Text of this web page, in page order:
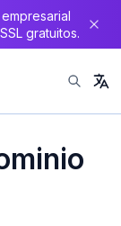
gratuitos.